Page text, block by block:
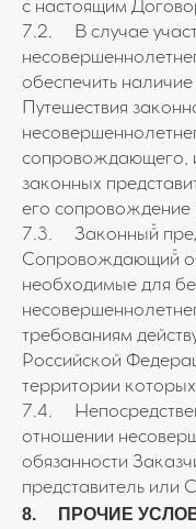
с настоящим
7.2. В случае
обеспечить
Путешествия
сопровождающего,
законных
его
7.3. Законный̆
Сопровождающий̆
необходимые для
требованиям
Российской
территории
7.4.
отношении
обязанности
представитель
8. ПРОЧИЕ